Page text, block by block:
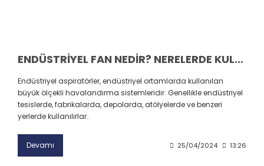
ENDÜSTRİYEL FAN NEDİR? NERELERDE KULLANILIR? ENDÜSTRİYEL FAN SEÇİMİ YAPARKEN NELERE DİKKAT EDİLMELİDİR?
Endüstriyel aspiratörler, endüstriyel ortamlarda kullanılan
büyük ölçekli havalandırma sistemleridir. Genellikle endüstriyel
tesislerde, fabrikalarda, depolarda, atölyelerde ve benzeri
yerlerde kullanılırlar..
Devamı 25/04/2024 13:26